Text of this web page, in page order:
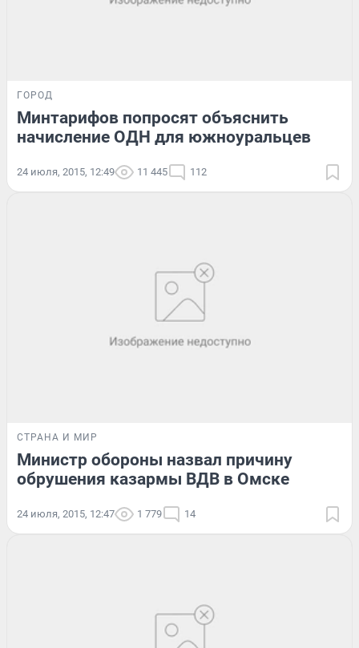
ГОРОД
Минтарифов попросят объяснить
начисление ОДН для южноуральцев
24 июля, 2015, 12:49 11 445 112
СТРАНА И МИР
Министр обороны назвал причину
обрушения казармы ВДВ в Омске
24 июля, 2015, 12:47 1 779 14